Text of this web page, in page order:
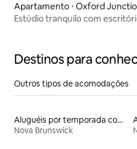
Apartamento ⋅ Oxford
Estúdio tranquilo com
Destinos para
Outros tipos de acomodações
Aluguéis por temporada com café da manhã
Nova Brunswick